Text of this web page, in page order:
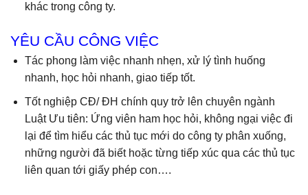
khác trong công ty.
YÊU CẦU CÔNG VIỆC
Tác phong làm việc nhanh nhẹn, xử lý tình huống
nhanh, học hỏi nhanh, giao tiếp tốt.
Tốt nghiệp CĐ/ ĐH chính quy trở lên chuyên ngành
Luật Ưu tiên: Ứng viên ham học hỏi, không ngại việc đi
lại để tìm hiểu các thủ tục mới do công ty phân xuống,
những người đã biết hoặc từng tiếp xúc qua các thủ tục
liên quan tới giấy phép con….